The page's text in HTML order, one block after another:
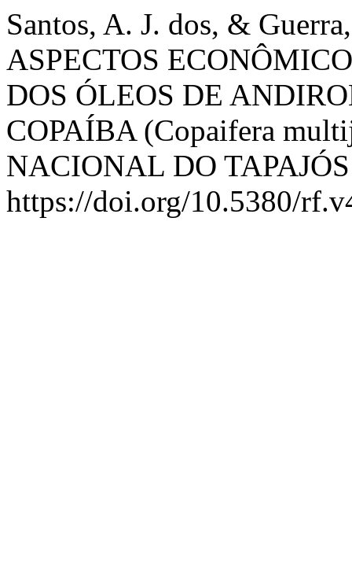
Santos, A. J. dos, &
ASPECTOS
DOS ÓLEOS DE
COPAÍBA (Copaifera
NACIONAL DO
https://doi.org/10.5380/